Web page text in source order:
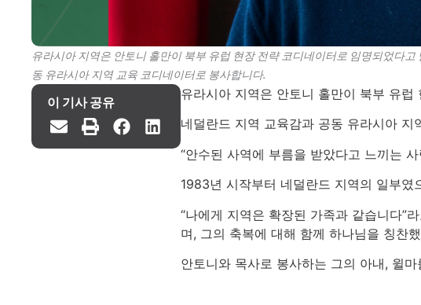
유라시아 지역은 안토니 홀만이 북부 유럽 현장 전략 코디네이터로 임명되었다
동 유라시아 지역 교육 코디네이터로 봉사합니다.
이 기사 공유
유라시아 지역은 안토니 홀만이 북부 유
네덜란드 지역 교육감과 공동 유라시아
“안수된 사역에 부름을 받았다고 느끼는
1983년 시작부터 네덜란드 지역의 일부
“나에게 지역은 확장된 가족과 같습니다”
며, 그의 축복에 대해 함께 하나님을 칭찬
안토니와 목사로 봉사하는 그의 아내, 윌